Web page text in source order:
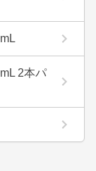
2本パ